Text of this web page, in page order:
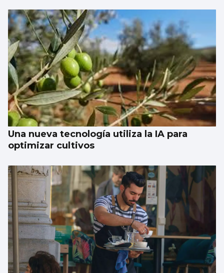
Una nueva tecnología utiliza la IA para
optimizar cultivos